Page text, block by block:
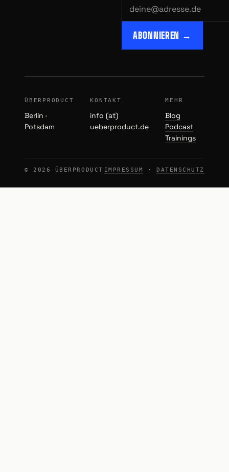
ABONNIEREN →
ÜBERPRODUCT
Berlin ·
Potsdam
KONTAKT
info (at)
ueberproduct.de
MEHR
Blog
Podcast
Trainings
© 2026 ÜBERPRODUCT IMPRESSUM · DATENSCHUTZ